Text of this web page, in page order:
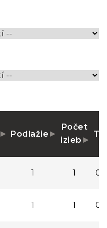
Podlažie
Počet
izieb
1 1
1 1